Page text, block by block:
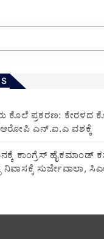
ಕೊಲೆ ಪ್ರಕರಣ: ಕೇರಳದ
ಆರೋಪಿ ಎನ್.ಐ.ಎ ವಶಕ್ಕೆ
ಕಾಂಗ್ರೆಸ್ ಹೈಕಮಾಂಡ್
ನಿವಾಸಕ್ಕೆ ಸುರ್ಜೇವಾಲಾ,